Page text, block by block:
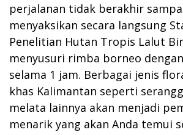
perjalanan tidak berakhir
menyaksikan secara langsung
Penelitian Hutan Tropis Lalut
menyusuri rimba borneo
selama 1 jam. Berbagai jenis
khas Kalimantan seperti
melata lainnya akan menjadi
menarik yang akan Anda temui